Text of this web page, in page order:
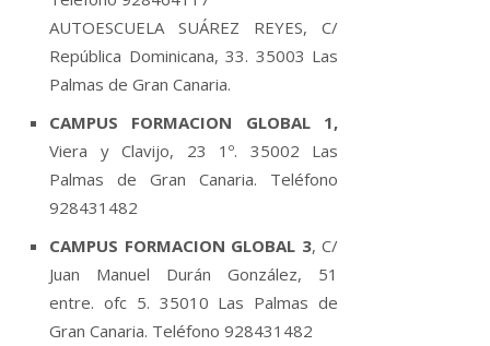
AUTOESCUELA SUÁREZ REYES, C/
República Dominicana, 33. 35003 Las
Palmas de Gran Canaria.
CAMPUS FORMACION GLOBAL 1,
Viera y Clavijo, 23 1º. 35002 Las
Palmas de Gran Canaria. Teléfono
928431482
CAMPUS FORMACION GLOBAL 3, C/
Juan Manuel Durán González, 51
entre. ofc 5. 35010 Las Palmas de
Gran Canaria. Teléfono 928431482